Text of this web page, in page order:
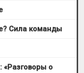
Сила команды
«Разговоры о